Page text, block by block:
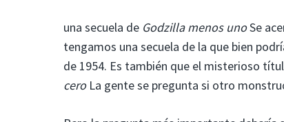
una secuela de Godzilla menos unoSe
tengamos una secuela de la que bien
de 1954. Es también que el misterioso
ceroLa gente se pregunta si otro